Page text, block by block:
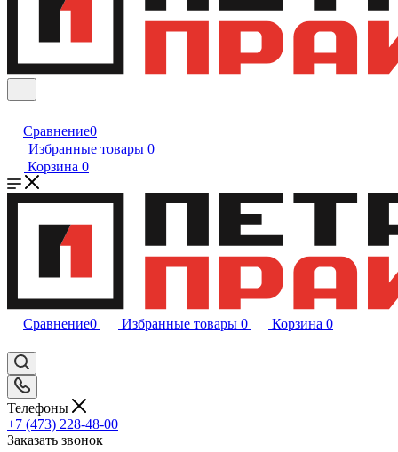
Сравнение0
Избранные товары 0
Корзина 0
Сравнение0 Избранные товары 0 Корзина 0
Телефоны
+7 (473) 228-48-00
Заказать звонок